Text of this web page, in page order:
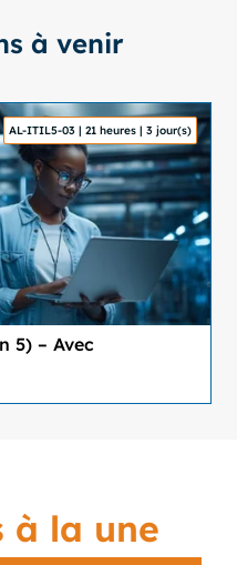
à venir
5) – Avec
AL-ITIL5-03 | 21 heures | 3 jour(s)
à la une